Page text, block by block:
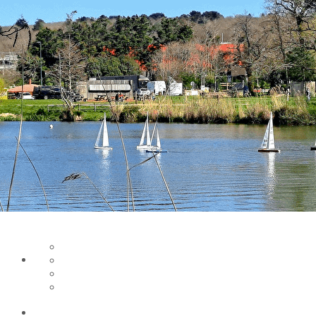
Exporter les lignes sélectionnées
Exporter toutes les colonnes
Exporter uniquement les colonnes affichées
Menu
Ajoutez un logo, un bouton, des réseaux sociaux
Cliquez pour éditer